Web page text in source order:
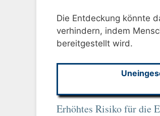
Die Entdeckung könnte
verhindern, indem
bereitgestellt wird.
Erhöhtes Risiko für die